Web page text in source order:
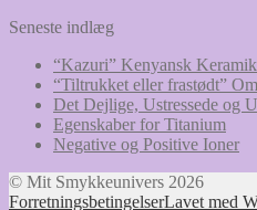
Seneste indlæg
“Kazuri” Kenyansk
“Tiltrukket eller frastødt”
Det Dejlige, Ustressede og
Egenskaber for Titanium
Negative og Positive Ioner
© Mit Smykkeunivers 2026
ForretningsbetingelserLavet med